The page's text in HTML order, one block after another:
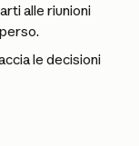
alle riunioni
le decisioni